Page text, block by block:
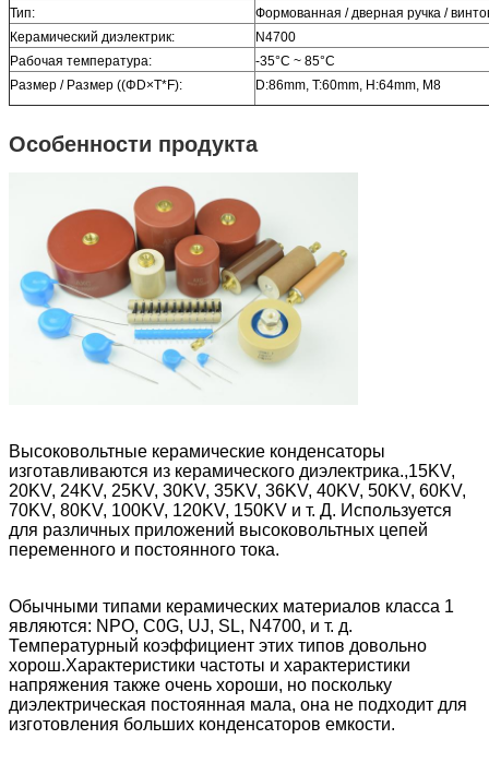
Тип:
Формованная / дверная ручка /
Керамический диэлектрик:
N4700
Рабочая температура:
-35°C ~ 85°C
Размер / Размер ((ΦD×T*F):
D:86mm, T:60mm, H:64mm, M8
Особенности продукта
Высоковольтные керамические конденсаторы
изготавливаются из керамического диэлектрика.,15KV,
20KV, 24KV, 25KV, 30KV, 35KV, 36KV, 40KV, 50KV, 60KV,
70KV, 80KV, 100KV, 120KV, 150KV и т. Д. Используется
для различных приложений высоковольтных цепей
переменного и постоянного тока.
Обычными типами керамических материалов класса 1
являются: NPO, C0G, UJ, SL, N4700, и т. д.
Температурный коэффициент этих типов довольно
хорош.Характеристики частоты и характеристики
напряжения также очень хороши, но поскольку
диэлектрическая постоянная мала, она не подходит для
изготовления больших конденсаторов емкости.